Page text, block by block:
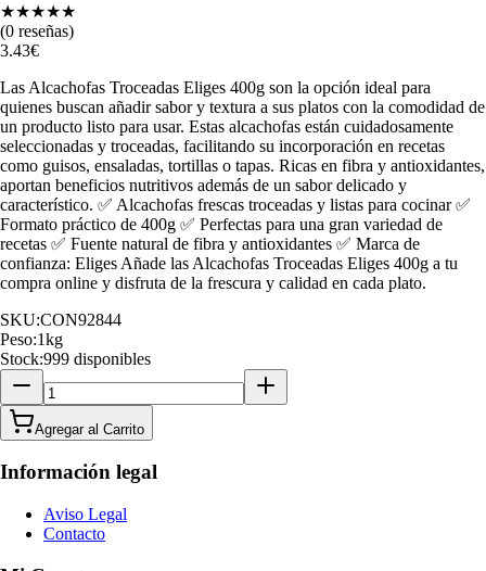
★★★★★
(0 reseñas)
3.43€
Las Alcachofas Troceadas Eliges 400g son la opción ideal para
quienes buscan añadir sabor y textura a sus platos con la comodidad de
un producto listo para usar. Estas alcachofas están cuidadosamente
seleccionadas y troceadas, facilitando su incorporación en recetas
como guisos, ensaladas, tortillas o tapas. Ricas en fibra y antioxidantes,
aportan beneficios nutritivos además de un sabor delicado y
característico. ✅ Alcachofas frescas troceadas y listas para cocinar ✅
Formato práctico de 400g ✅ Perfectas para una gran variedad de
recetas ✅ Fuente natural de fibra y antioxidantes ✅ Marca de
confianza: Eliges Añade las Alcachofas Troceadas Eliges 400g a tu
compra online y disfruta de la frescura y calidad en cada plato.
SKU:CON92844
Peso:1kg
Stock:999 disponibles
Agregar al Carrito
Información legal
Aviso Legal
Contacto